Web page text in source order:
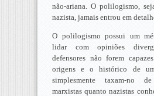
não-ariana. O polilogismo,
nazista, jamais entrou em
O polilogismo possui um
lidar com opiniões
defensores não forem
origens e o histórico de
simplesmente taxam-no
marxistas quanto nazistas